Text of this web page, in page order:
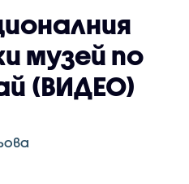
музей по
(ВИДЕО)